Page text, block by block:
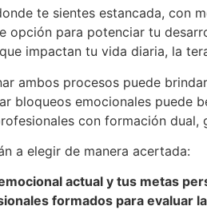
te sientes estancada, con
opción para potenciar tu
impactan tu vida diaria, la
ambos procesos puede
bloqueos emocionales
con formación
a elegir de manera acertada:
actual y tus metas
formados para evaluar